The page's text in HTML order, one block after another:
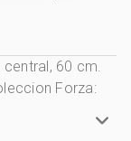
central, 60 cm.
Forza: